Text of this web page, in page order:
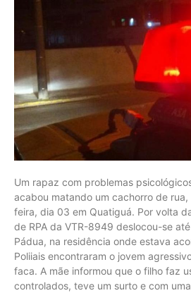
Um rapaz com problemas
acabou matando um cachorro de
feira, dia 03 em Quatiguá. Por volta
de RPA da VTR-8949 deslocou-se
Pádua, na residência onde estava
Poliiais encontraram o jovem
faca. A mãe informou que o filho faz
controlados, teve um surto e com